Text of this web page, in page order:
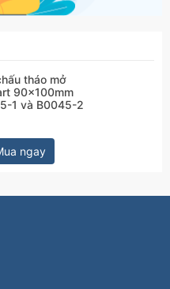
tháo mở
90x100mm
1 và B0045-2
ngay